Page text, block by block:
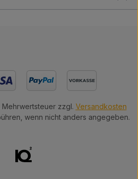
zzgl. Versandkosten
wenn nicht anders angegeben.